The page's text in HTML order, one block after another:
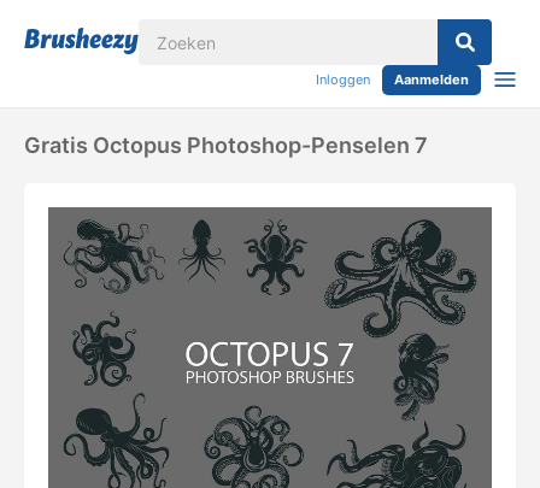
Inloggen Aanmelden
Gratis Octopus Photoshop-Penselen 7